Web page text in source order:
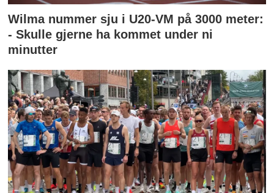
Wilma nummer sju i U20-VM på 3000 meter:
- Skulle gjerne ha kommet under ni
minutter